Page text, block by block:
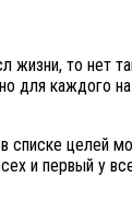
то нет
для каждого
целей
и первый у